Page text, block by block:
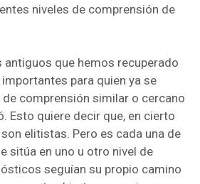
niveles de comprensión de
que hemos recuperado
para quien ya se
de comprensión similar o cercano
Esto quiere decir que, en cierto
elitistas. Pero es cada una de
sitúa en uno u otro nivel de
seguían su propio camino